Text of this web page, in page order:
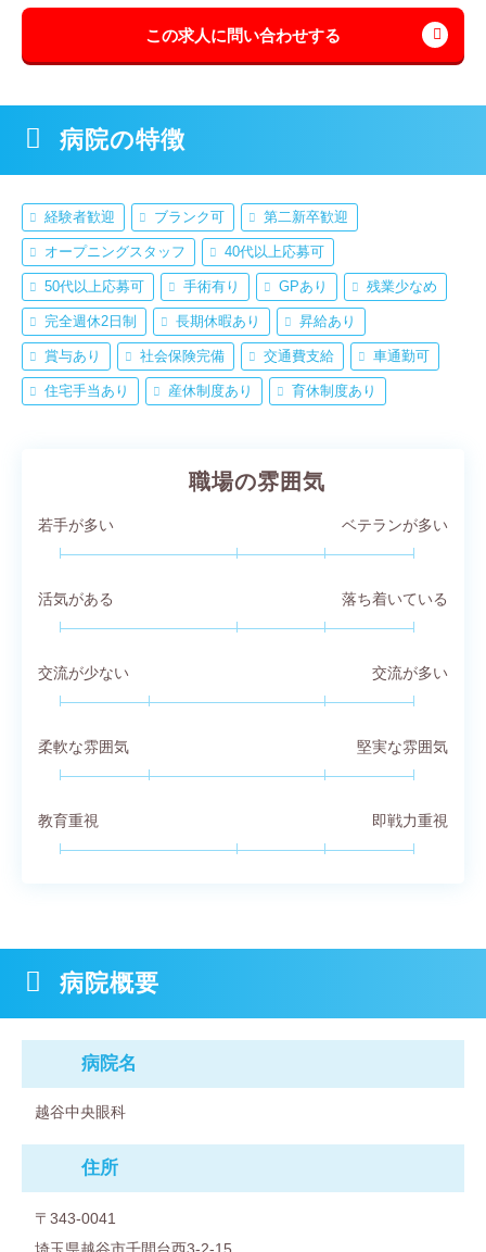
この求人に問い合わせする
病院の特徴
経験者歓迎 ブランク可 第二新卒歓迎
オープニングスタッフ 40代以上応募可
50代以上応募可 手術有り GPあり 残業少なめ
完全週休2日制 長期休暇あり 昇給あり
賞与あり 社会保険完備 交通費支給 車通勤可
住宅手当あり 産休制度あり 育休制度あり
職場の雰囲気
若手が多い ベテランが多い
活気がある 落ち着いている
交流が少ない 交流が多い
柔軟な雰囲気 堅実な雰囲気
教育重視 即戦力重視
病院概要
病院名
越谷中央眼科
住所
〒343-0041